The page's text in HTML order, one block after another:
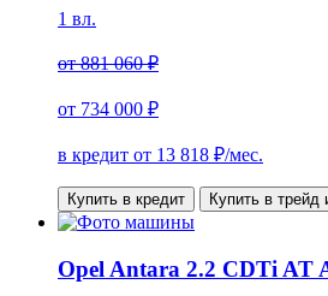
1 вл.
от881 060 ₽
от 734 000 ₽
в кредит от 13 818 ₽/мес.
Купить в кредит Купить в трейд
Opel Antara 2.2 CDTi AT